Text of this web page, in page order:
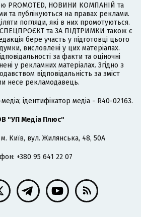
PROMOTED, НОВИНИ КОМПАНІЙ та
та публікуються на правах реклами.
погляди, які в них промотуються.
та ЗА ПІДТРИМКИ також є
бере участь у підготовці цього
висловлені у цих матеріалах.
за факти та оціночні
у рекламних матеріалах. Згідно з
відповідальність за зміст
несе рекламодавець.
ідентифікатор медіа - R40-02163.
"УП Медіа Плюс"
Київ, вул. Жилянська, 48, 50А
+380 95 641 22 07